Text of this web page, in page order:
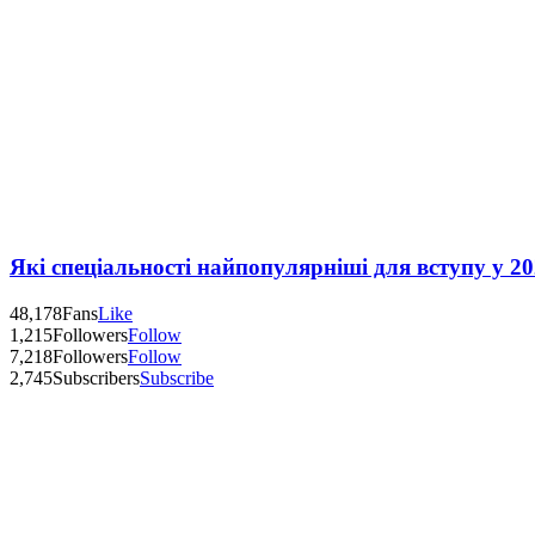
Які спеціальності найпопулярніші для вступу у
48,178FansLike
1,215FollowersFollow
7,218FollowersFollow
2,745SubscribersSubscribe